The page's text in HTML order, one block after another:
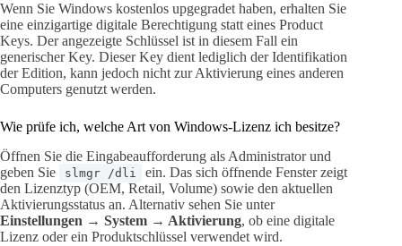
Wenn Sie Windows kostenlos upgegradet haben, erhalten Sie
eine einzigartige digitale Berechtigung statt eines Product
Keys. Der angezeigte Schlüssel ist in diesem Fall ein
generischer Key. Dieser Key dient lediglich der Identifikation
der Edition, kann jedoch nicht zur Aktivierung eines anderen
Computers genutzt werden.
Wie prüfe ich, welche Art von Windows-Lizenz ich besitze?
Öffnen Sie die Eingabeaufforderung als Administrator und
geben Sie
slmgr /dli
ein. Das sich öffnende Fenster zeigt
den Lizenztyp (OEM, Retail, Volume) sowie den aktuellen
Aktivierungsstatus an. Alternativ sehen Sie unter
Einstellungen → System → Aktivierung, ob eine digitale
Lizenz oder ein Produktschlüssel verwendet wird.